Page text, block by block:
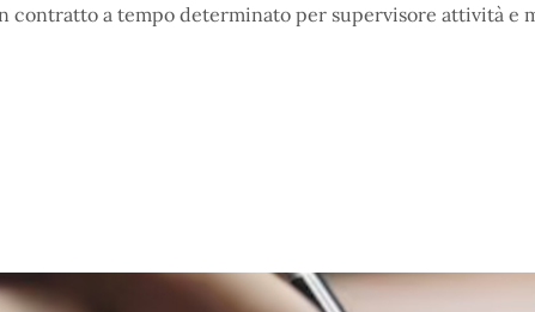
contratto a tempo determinato per supervisore attività e